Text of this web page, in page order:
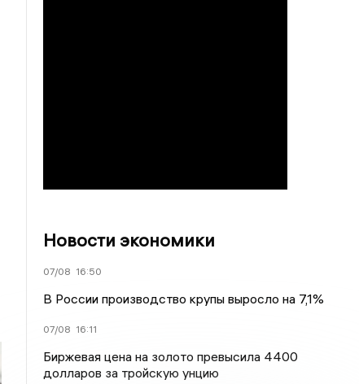
Новости экономики
07/08 16:50
В России производство крупы выросло на 7,1%
07/08 16:11
Биржевая цена на золото превысила 4400
долларов за тройскую унцию